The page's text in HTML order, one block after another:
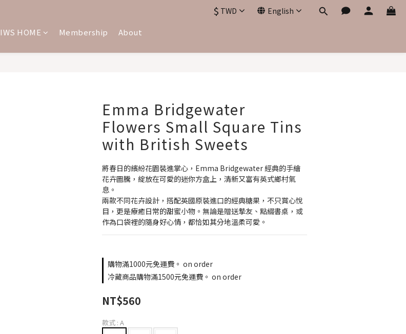
$ TWD English
IWS HOME Membership About
Emma Bridgewater
Flowers Small Square Tins
with British Sweets
將春日的繽紛花園裝進掌心，Emma Bridgewater 經典的手繪
花卉圖騰，綻放在可愛的迷你方盒上，清新又富有英式鄉村氣
息。
兩款不同花卉設計，搭配英國原裝進口的經典糖果，不只賞心悅
目，更是療癒日常的甜蜜小物。無論是贈送摯友、點綴書桌，或
作為口袋裡的隨身好心情，都恰如其分地溫柔可愛。
購物滿1000元免運費。 on order
冷藏商品購物滿1500元免運費。 on order
NT$560
款式 : A